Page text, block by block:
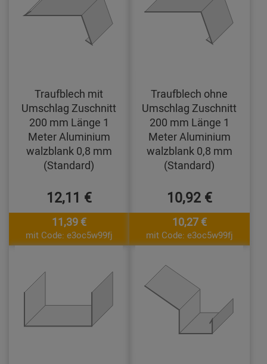
Traufblech mit
Umschlag Zuschnitt
200 mm Länge 1
Meter Aluminium
walzblank 0,8 mm
(Standard)
12,11 €
11,39 €
mit Code: e3oc5w99fj
Traufblech ohne
Umschlag Zuschnitt
200 mm Länge 1
Meter Aluminium
walzblank 0,8 mm
(Standard)
10,92 €
10,27 €
mit Code: e3oc5w99fj